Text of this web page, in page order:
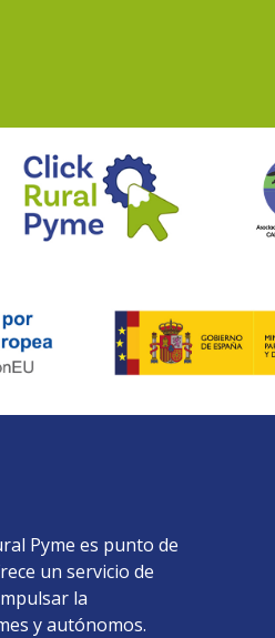
Pyme es punto de
un servicio de
la
y autónomos.